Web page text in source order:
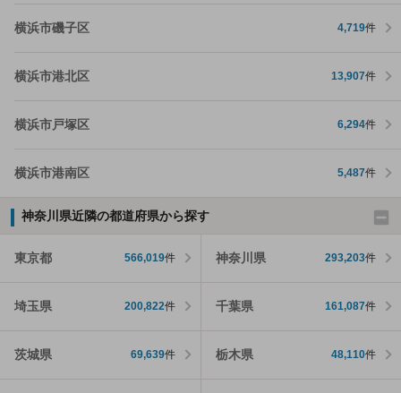
横浜市磯子区 4,719件
横浜市港北区 13,907件
横浜市戸塚区 6,294件
横浜市港南区 5,487件
神奈川県近隣の都道府県から探す
東京都 566,019件 神奈川県 293,203件
埼玉県 200,822件 千葉県 161,087件
茨城県 69,639件 栃木県 48,110件